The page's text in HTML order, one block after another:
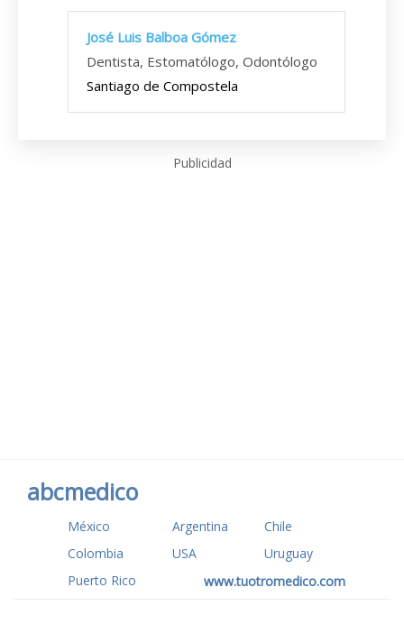
José Luis Balboa Gómez
Dentista, Estomatólogo, Odontólogo
Santiago de Compostela
Publicidad
abcmedico
México Argentina
Chile
Colombia
USA
Uruguay
Puerto Rico
www.tuotromedico.com